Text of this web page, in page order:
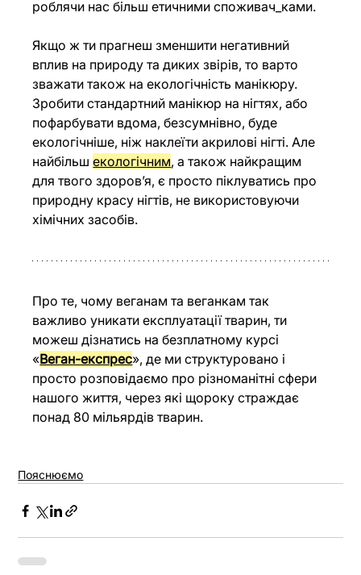
роблячи нас більш етичними споживач_ками.
Якщо ж ти прагнеш зменшити негативний
вплив на природу та диких звірів, то варто
зважати також на екологічність манікюру.
Зробити стандартний манікюр на нігтях, або
пофарбувати вдома, безсумнівно, буде
екологічніше, ніж наклеїти акрилові нігті. Але
найбільш екологічним, а також найкращим
для твого здоровʼя, є просто піклуватись про
природну красу нігтів, не використовуючи
хімічних засобів.
Про те, чому веганам та веганкам так
важливо уникати експлуатації тварин, ти
можеш дізнатись на безплатному курсі
«Веган-експрес», де ми структуровано і
просто розповідаємо про різноманітні сфери
нашого життя, через які щороку страждає
понад 80 мільярдів тварин.
Пояснюємо